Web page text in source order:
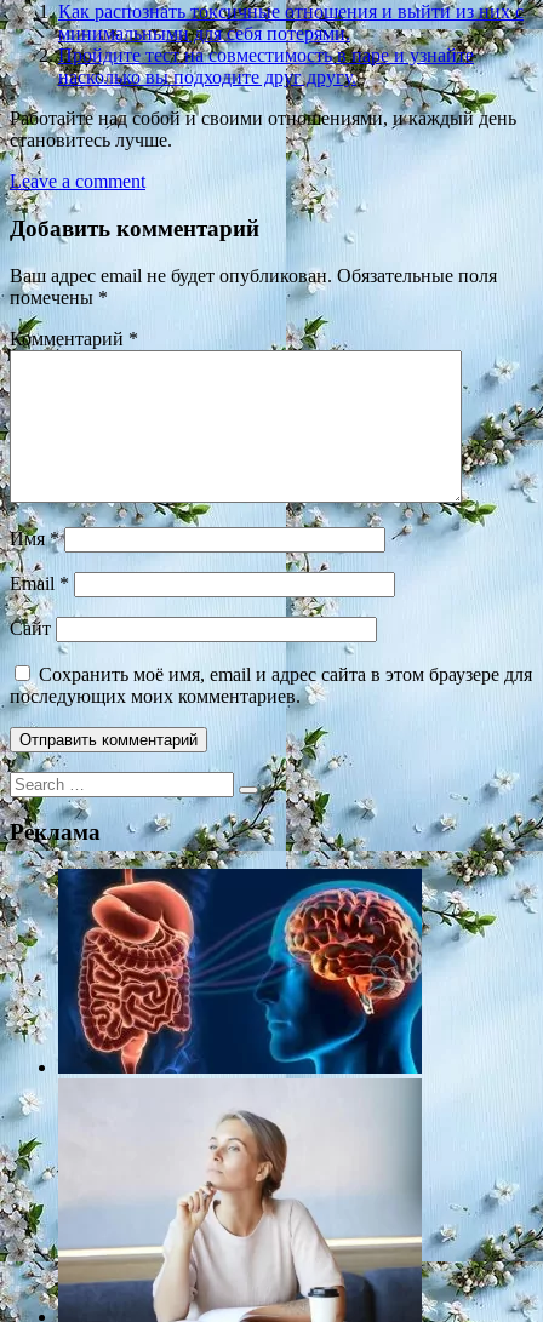
Как распознать токсичные отношения и выйти из них с
минимальными для себя потерями.
Пройдите тест на совместимость в паре и узнайте
насколько вы подходите друг другу.
Работайте над собой и своими отношениями, и каждый день
становитесь лучше.
Leave a comment
Добавить комментарий
Ваш адрес email не будет опубликован. Обязательные поля
помечены *
Комментарий *
Имя*
Email *
Сайт
Сохранить моё имя, email и адрес сайта в этом браузере для
последующих моих комментариев.
Search
for:
Реклама